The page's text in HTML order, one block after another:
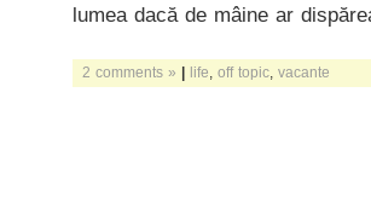
lumea dacă de mâine ar
2 comments » | life off topic vacante